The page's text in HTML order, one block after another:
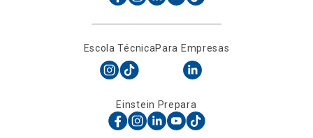
Escola TécnicaPara Empresas
Einstein Prepara